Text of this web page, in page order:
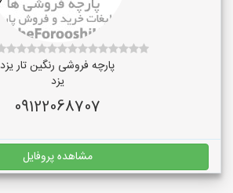
پارچه فروشی رنگین تار یزد
یزد
09122068707
مشاهده پروفایل